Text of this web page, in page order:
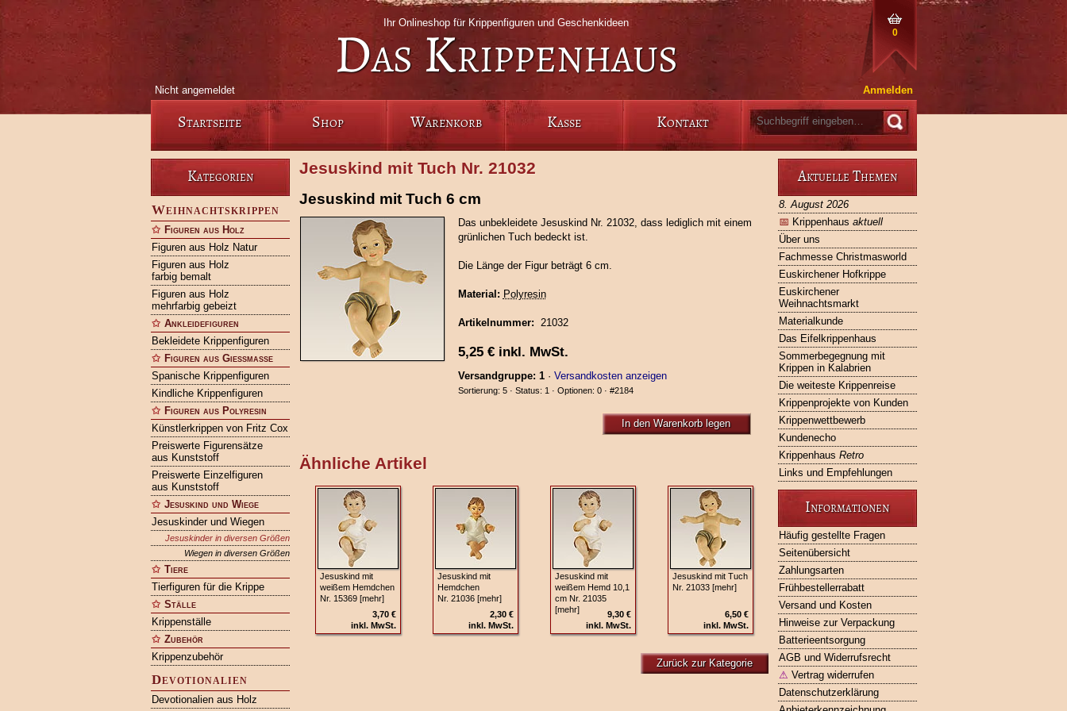
0
Ihr Onlineshop für Krippenfiguren und Geschenkideen
Das Krippenhaus
Nicht angemeldet Anmelden
Startseite Shop Warenkorb Kasse Kontakt
Kategorien
Weihnachtskrippen
Figuren aus Holz
Figuren aus Holz Natur
Figuren aus Holz
farbig bemalt
Figuren aus Holz
mehrfarbig gebeizt
Ankleidefiguren
Bekleidete Krippenfiguren
Figuren aus Gießmasse
Spanische Krippenfiguren
Kindliche Krippenfiguren
Figuren aus Polyresin
Künstlerkrippen von Fritz Cox
Preiswerte Figurensätze
aus Kunststoff
Preiswerte Einzelfiguren
aus Kunststoff
Jesuskind und Wiege
Jesuskinder und Wiegen
Jesuskinder in diversen Größen
Wiegen in diversen Größen
Tiere
Tierfiguren für die Krippe
Ställe
Krippenställe
Zubehör
Krippenzubehör
Devotionalien
Devotionalien aus Holz
Aktuelle Themen
8. August 2026
📅 Krippenhaus aktuell
Über uns
Fachmesse Christmasworld
Euskirchener Hofkrippe
Euskirchener
Weihnachtsmarkt
Materialkunde
Das Eifelkrippenhaus
Sommerbegegnung mit
Krippen in Kalabrien
Die weiteste Krippenreise
Krippenprojekte von Kunden
Krippenwettbewerb
Kundenecho
Krippenhaus Retro
Links und Empfehlungen
Informationen
Häufig gestellte Fragen
Seitenübersicht
Zahlungsarten
Frühbestellerrabatt
Versand und Kosten
Hinweise zur Verpackung
Batterieentsorgung
AGB und Widerrufsrecht
⚠ Vertrag widerrufen
Datenschutzerklärung
Jesuskind mit Tuch Nr. 21032
Jesuskind mit Tuch 6 cm
Das unbekleidete Jesuskind Nr. 21032, dass lediglich mit einem
grünlichen Tuch bedeckt ist.
Die Länge der Figur beträgt 6 cm.
Material: Polyresin
Artikelnummer: 21032
5,25 €inkl. MwSt.
Versandgruppe: 1· Versandkosten anzeigen
Sortierung: 5 · Status: 1 · Optionen: 0 · #2184
In den Warenkorb legen
Ähnliche Artikel
Jesuskind mit
weißem Hemdchen
Nr. 15369 [mehr]
3,70 €
inkl. MwSt.
Jesuskind mit
Hemdchen
Nr. 21036 [mehr]
2,30 €
inkl. MwSt.
Jesuskind mit
weißem Hemd 10,1
cm Nr. 21035
[mehr]
9,30 €
inkl. MwSt.
Jesuskind mit Tuch
Nr. 21033 [mehr]
6,50 €
inkl. MwSt.
Zurück zur Kategorie